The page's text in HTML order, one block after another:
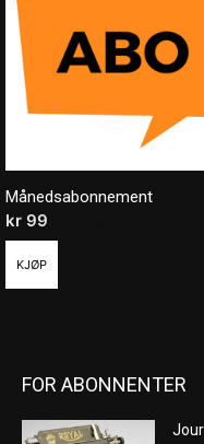
Månedsabonnement
kr 99
KJØP
FOR ABONNENTER